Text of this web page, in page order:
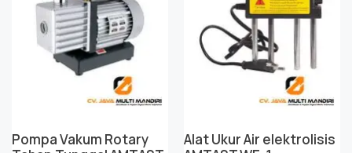
Pompa Vakum Rotary
Alat Ukur Air elektrolisis